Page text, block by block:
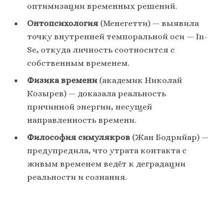
оптимизации временных решений.
Онтопсихология (Менегетти) — выявила
точку внутренней темпоральной оси — In-
Se, откуда личность соотносится с
собственным временем.
Физика времени (академик Николай
Козырев) — доказала реальность
причинной энергии, несущей
направленность времени.
Философия симулякров (Жан Бодрийар) —
предупредила, что утрата контакта с
живым временем ведёт к деградации
реальности и сознания.